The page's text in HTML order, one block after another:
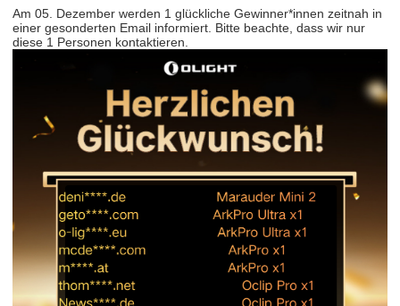
Am 05. Dezember werden 1 glückliche Gewinner*innen zeitnah in
einer gesonderten Email informiert. Bitte beachte, dass wir nur
diese 1 Personen kontaktieren.